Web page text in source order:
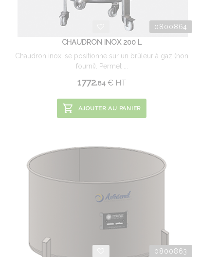
0800864
CHAUDRON INOX 200 L
Chaudron inox, se positionne sur un brûleur à gaz (non
fourni). Permet ...
1772.84 €HT
AJOUTER AU PANIER
0800863